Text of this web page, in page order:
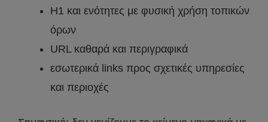
H1 και ενότητες με φυσική χρήση τοπικών
όρων
URL καθαρά και περιγραφικά
εσωτερικά links προς σχετικές υπηρεσίες
και περιοχές